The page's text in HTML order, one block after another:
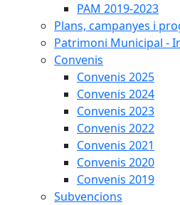
PAM 2019-2023
Plans, campanyes i
Patrimoni Municipal -
Convenis
Convenis 2025
Convenis 2024
Convenis 2023
Convenis 2022
Convenis 2021
Convenis 2020
Convenis 2019
Subvencions